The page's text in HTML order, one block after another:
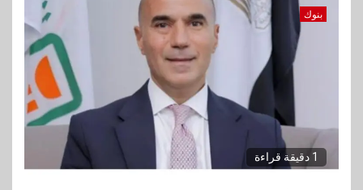
بنوك
1 دقيقة قراءة